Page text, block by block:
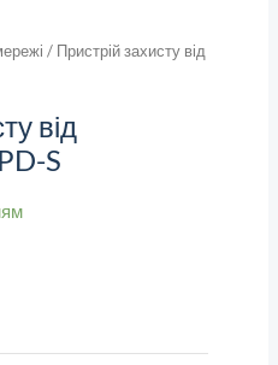
/ Пристрій захисту від
від
S